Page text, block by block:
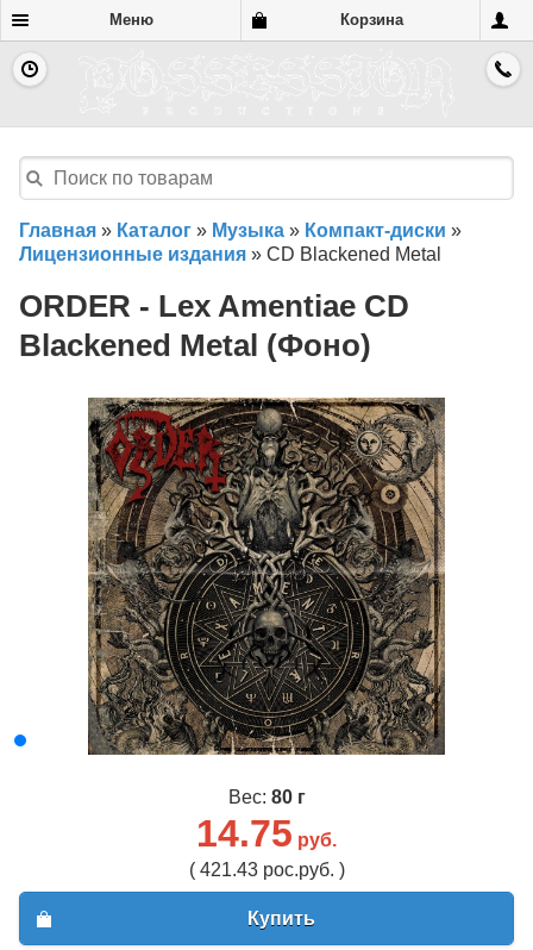
Меню Корзина
Главная » Каталог » Музыка » Компакт-диски »
Лицензионные издания » CD Blackened Metal
ORDER - Lex Amentiae CD
Blackened Metal (Фоно)
Вес: 80 г
14.75 руб.
( 421.43 рос.руб. )
Купить